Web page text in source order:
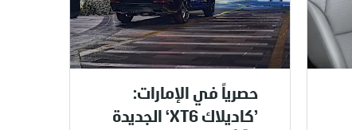
حصرياً في الإمارات:
’كاديلاك XT6‘ الجديدة